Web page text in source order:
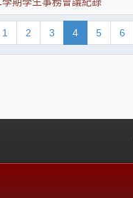
1 2 3 4 5 6